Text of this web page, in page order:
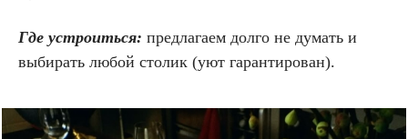
Где устроиться: предлагаем долго не думать и
выбирать любой столик (уют гарантирован).